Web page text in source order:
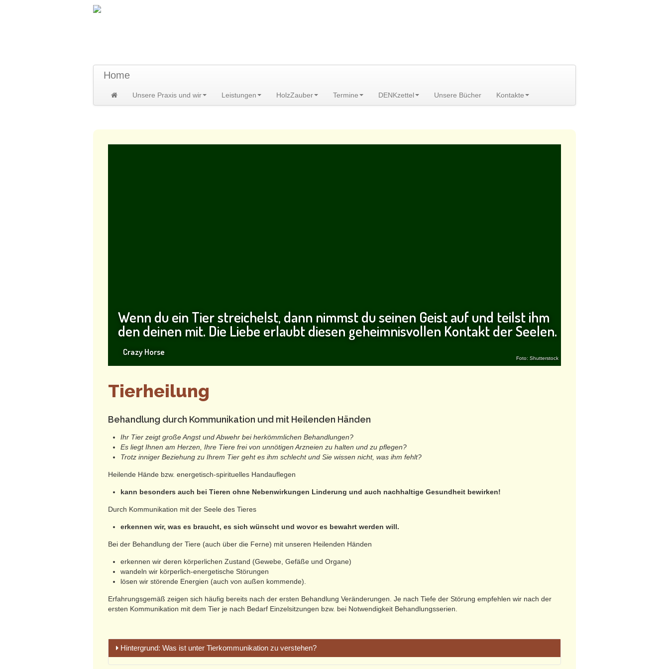
Home
Unsere Praxis und wir Leistungen HolzZauber Termine DENKzettel Unsere Bücher Kontakte
Wenn du ein Tier streichelst, dann nimmst du seinen Geist auf und teilst ihm
den deinen mit. Die Liebe erlaubt diesen geheimnisvollen Kontakt der Seelen.
Crazy Horse
Foto: Shutterstock
Tierheilung
Behandlung durch Kommunikation und mit Heilenden Händen
Ihr Tier zeigt große Angst und Abwehr bei herkömmlichen Behandlungen?
Es liegt Ihnen am Herzen, Ihre Tiere frei von unnötigen Arzneien zu halten und zu pflegen?
Trotz inniger Beziehung zu Ihrem Tier geht es ihm schlecht und Sie wissen nicht, was ihm fehlt?
Heilende Hände bzw. energetisch-spirituelles Handauflegen
kann besonders auch bei Tieren ohne Nebenwirkungen Linderung und auch nachhaltige Gesundheit bewirken!
Durch Kommunikation mit der Seele des Tieres
erkennen wir, was es braucht, es sich wünscht und wovor es bewahrt werden will.
Bei der Behandlung der Tiere (auch über die Ferne) mit unseren Heilenden Händen
erkennen wir deren körperlichen Zustand (Gewebe, Gefäße und Organe)
wandeln wir körperlich-energetische Störungen
lösen wir störende Energien (auch von außen kommende).
Erfahrungsgemäß zeigen sich häufig bereits nach der ersten Behandlung Veränderungen. Je nach Tiefe der Störung empfehlen wir nach der
ersten Kommunikation mit dem Tier je nach Bedarf Einzelsitzungen bzw. bei Notwendigkeit Behandlungsserien.
Hintergrund: Was ist unter Tierkommunikation zu verstehen?